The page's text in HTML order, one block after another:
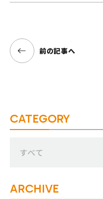
前の記事へ
CATEGORY
すべて
ARCHIVE